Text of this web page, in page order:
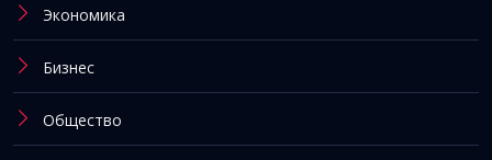
Экономика
Бизнес
Общество